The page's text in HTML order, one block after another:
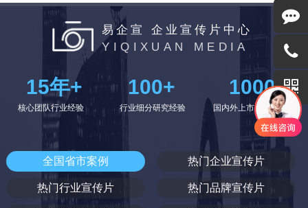
易企宣 企业宣传片中心
YIQIXUAN MEDIA
15年+
核心团队行业经验
100+
行业细分研究经验
1000+
国内外上市公司的选择
全国省市案例 热门企业宣传片
热门行业宣传片 热门品牌宣传片